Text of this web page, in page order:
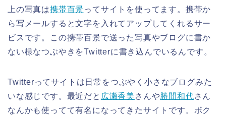
上の写真は携帯百景ってサイトを使ってます。携帯か
ら写メールすると文字を入れてアップしてくれるサー
ビスです。この携帯百景で送った写真やブログに書か
ない様なつぶやきをTwitterに書き込んでいるんです。
Twitterってサイトは日常をつぶやく小さなブログみた
いな感じです。最近だと 広瀬香美 さんや勝間和代さん
なんかも使ってて有名になってきたサイトです。ボク